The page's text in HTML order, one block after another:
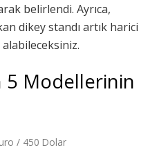
belirlendi. Ayrıca,
dikey standı artık harici
alabileceksiniz.
5 Modellerinin
/ 450 Dolar